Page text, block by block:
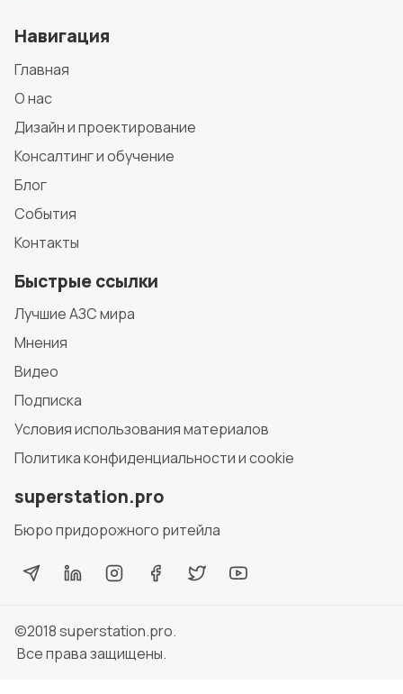
Навигация
Главная
О нас
Дизайн и проектирование
Консалтинг и обучение
Блог
События
Контакты
Быстрые ссылки
Лучшие АЗС мира
Мнения
Видео
Подписка
Условия использования материалов
Политика конфиденциальности и cookie
superstation.pro
Бюро придорожного ритейла
©2018superstation.pro.
Все права защищены.